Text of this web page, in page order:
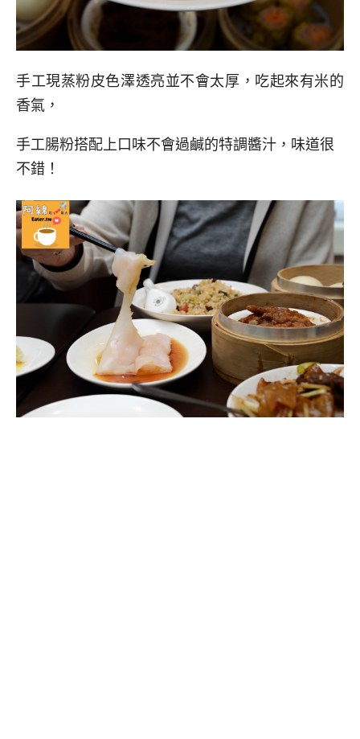
手工現蒸粉皮色澤透亮並不會太厚，吃起來有米的
香氣，
手工腸粉搭配上口味不會過鹹的特調醬汁，味道很
不錯！